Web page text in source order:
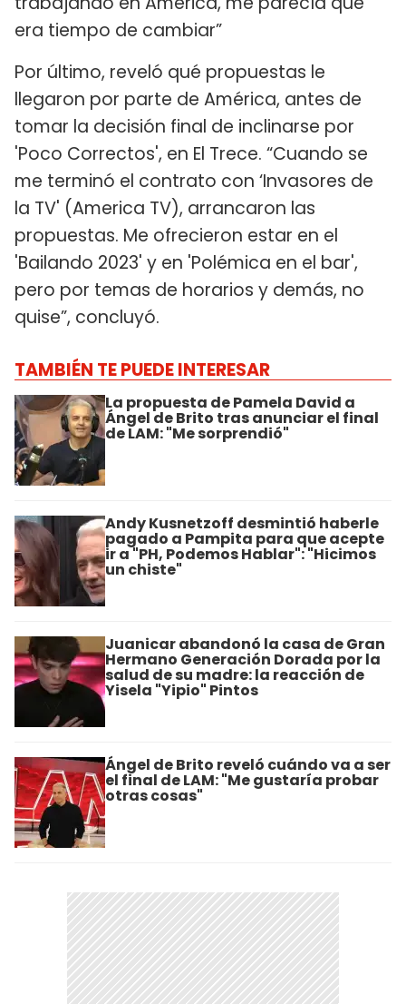
era tiempo de cambiar”
Por último, reveló qué propuestas le
llegaron por parte de América, antes de
tomar la decisión final de inclinarse por
'Poco Correctos', en El Trece. “Cuando se
me terminó el contrato con ‘Invasores de
la TV' (America TV), arrancaron las
propuestas. Me ofrecieron estar en el
'Bailando 2023' y en 'Polémica en el bar',
pero por temas de horarios y demás, no
quise”, concluyó.
TAMBIÉN TE PUEDE INTERESAR
La propuesta de Pamela David a
Ángel de Brito tras anunciar el final
de LAM: "Me sorprendió"
Andy Kusnetzoff desmintió haberle
pagado a Pampita para que acepte
ir a "PH, Podemos Hablar": "Hicimos
un chiste"
Juanicar abandonó la casa de Gran
Hermano Generación Dorada por la
salud de su madre: la reacción de
Yisela "Yipio" Pintos
Ángel de Brito reveló cuándo va a ser
el final de LAM: "Me gustaría probar
otras cosas"